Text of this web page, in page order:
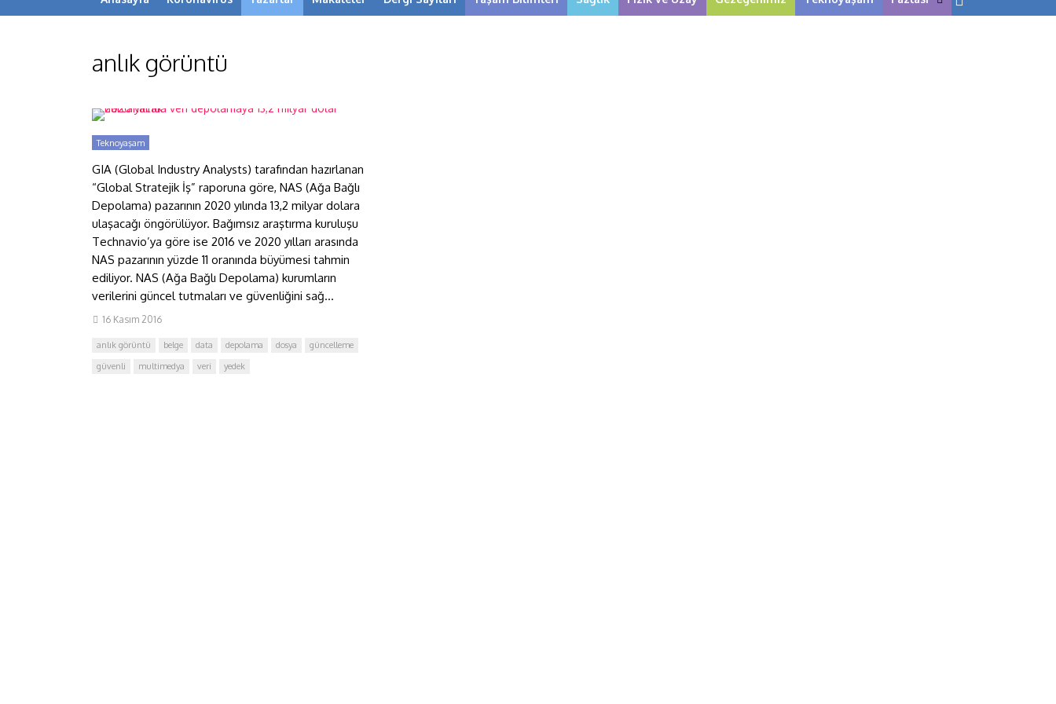
anlık görüntü
2020 yılında veri depolamaya
Teknoyaşam
GIA (Global Industry Analysts) tarafından hazırlanan
“Global Stratejik İş” raporuna göre, NAS (Ağa Bağlı
Depolama) pazarının 2020 yılında 13,2 milyar dolara
ulaşacağı öngörülüyor. Bağımsız araştırma kuruluşu
Technavio’ya göre ise 2016 ve 2020 yılları arasında
NAS pazarının yüzde 11 oranında büyümesi tahmin
ediliyor. NAS (Ağa Bağlı Depolama) kurumların
verilerini güncel tutmaları ve güvenliğini sağ...
16 Kasım 2016
anlık görüntü belge data depolama dosya
güncelleme
güvenli
multimedya veri yedek